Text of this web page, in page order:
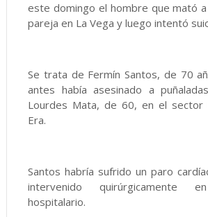
este domingo el hombre que mató a
pareja en La Vega y luego intentó
Se trata de Fermín Santos, de 70
antes había asesinado a
Lourdes Mata, de 60, en el sector
Era.
Santos habría sufrido un paro
intervenido quirúrgicamente
hospitalario.